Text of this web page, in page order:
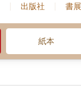
出版社 書
紙本